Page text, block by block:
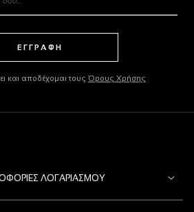
ΕΓΓΡΑΦΗ
και αποδέχομαι τους Όρους Χρήσης
ΛΟΓΑΡΙΑΣΜΟΎ